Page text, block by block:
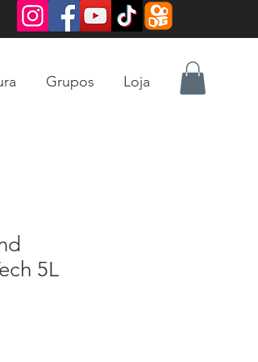
Grupos Loja
5L